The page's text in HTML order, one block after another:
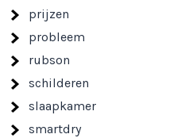
prijzen
probleem
rubson
schilderen
slaapkamer
smartdry